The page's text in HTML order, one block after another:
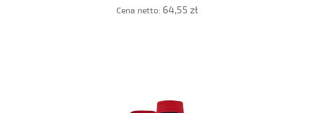
Cena netto: 64,55 zł